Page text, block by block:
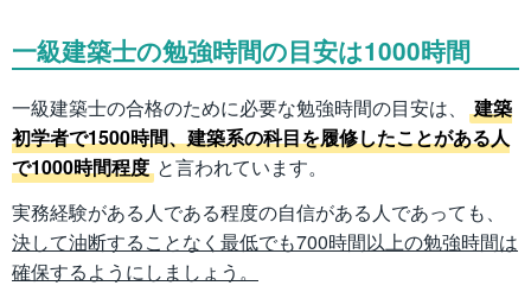
一級建築士の勉強時間の目安は1000時間
一級建築士の合格のために必要な勉強時間の目安は、
建築
初学者で1500時間、建築系の科目を履修したことがある人
で1000時間程度 と言われています。
実務経験がある人である程度の自信がある人であっても、
決して油断することなく最低でも700時間以上の勉強時間は
確保するようにしましょう。